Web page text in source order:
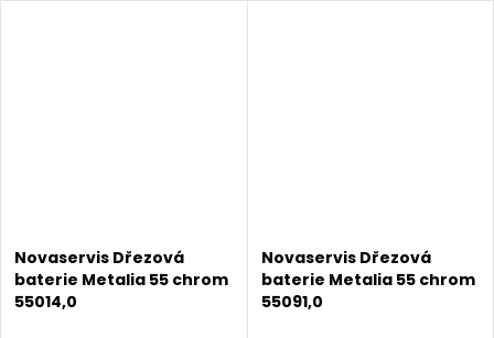
Novaservis Dřezová
baterie Metalia 55 chrom
55014,0
Novaservis Dřezová
baterie Metalia 55 chrom
55091,0